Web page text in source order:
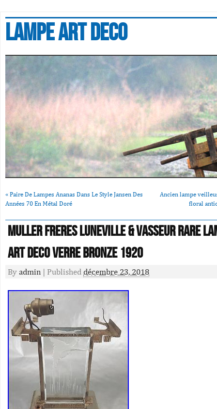
Lampe art deco
« Paire De Lampes Ananas Dans Le Style Jansen Des
Années 70 En Métal Doré
Ancien lampe
floral
MULLER FRERES LUNEVILLE & VASSEUR RARE
ART DECO VERRE BRONZE 1920
By admin | Published décembre 23, 2018